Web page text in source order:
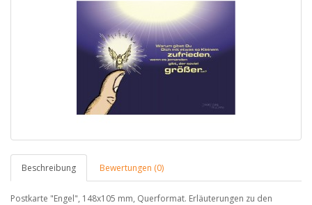
Beschreibung Bewertungen (0)
Postkarte "Engel", 148x105 mm, Querformat. Erläuterungen zu den